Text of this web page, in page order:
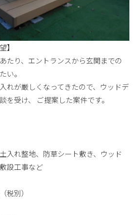
】
たり、エントランスから玄関までの
い。
れが厳しくなってきたので、ウッドデ
を受け、 ご提案した案件です。
入れ整地、防草シート敷き、ウッド
設工事など
税別）